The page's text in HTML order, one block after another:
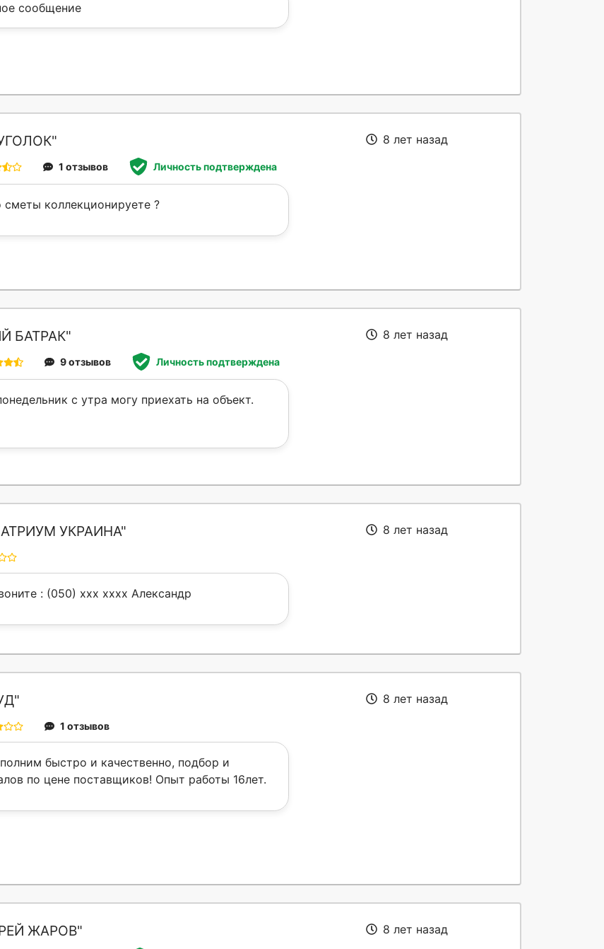
сообщение
1 отзывов Личность подтверждена
коллекционируете ?
8 лет назад
БАТРАК"
9 отзывов Личность подтверждена
с утра могу приехать на объект.
8 лет назад
УКРАИНА"
: (050) xxx xxxx Александр
8 лет назад
1 отзывов
быстро и качественно, подбор и
по цене поставщиков! Опыт работы 16лет.
8 лет назад
ЖАРОВ" 8 лет назад